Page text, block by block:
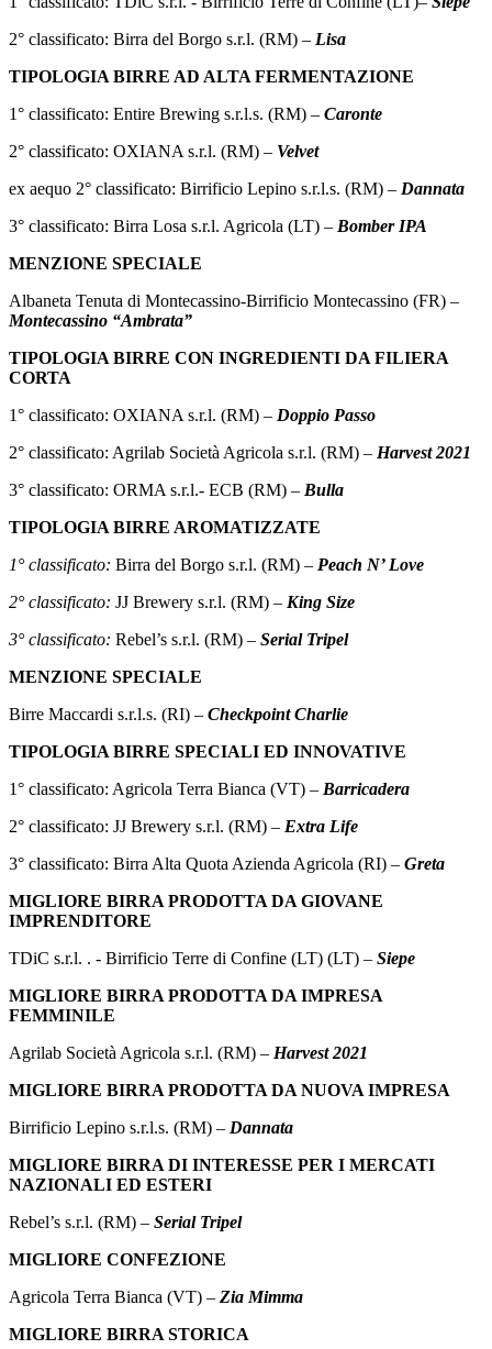
2° classificato: Birra del Borgo s.r.l. (RM) – Lisa
TIPOLOGIA BIRRE AD ALTA FERMENTAZIONE
1° classificato: Entire Brewing s.r.l.s. (RM) – Caronte
2° classificato: OXIANA s.r.l. (RM) – Velvet
ex aequo 2° classificato: Birrificio Lepino s.r.l.s. (RM) – Dannata
3° classificato: Birra Losa s.r.l. Agricola (LT) – Bomber IPA
MENZIONE SPECIALE
Albaneta Tenuta di Montecassino-Birrificio Montecassino (FR) –
Montecassino “Ambrata”
TIPOLOGIA BIRRE CON INGREDIENTI DA FILIERA
CORTA
1° classificato: OXIANA s.r.l. (RM) – Doppio Passo
2° classificato: Agrilab Società Agricola s.r.l. (RM) – Harvest 2021
3° classificato: ORMA s.r.l.- ECB (RM) – Bulla
TIPOLOGIA BIRRE AROMATIZZATE
1° classificato: Birra del Borgo s.r.l. (RM) – Peach N’ Love
2° classificato: JJ Brewery s.r.l. (RM) – King Size
3° classificato: Rebel’s s.r.l. (RM) – Serial Tripel
MENZIONE SPECIALE
Birre Maccardi s.r.l.s. (RI) – Checkpoint Charlie
TIPOLOGIA BIRRE SPECIALI ED INNOVATIVE
1° classificato: Agricola Terra Bianca (VT) – Barricadera
2° classificato: JJ Brewery s.r.l. (RM) – Extra Life
3° classificato: Birra Alta Quota Azienda Agricola (RI) – Greta
MIGLIORE BIRRA PRODOTTA DA GIOVANE
IMPRENDITORE
TDiC s.r.l. . - Birrificio Terre di Confine (LT) (LT) – Siepe
MIGLIORE BIRRA PRODOTTA DA IMPRESA
FEMMINILE
Agrilab Società Agricola s.r.l. (RM) – Harvest 2021
MIGLIORE BIRRA PRODOTTA DA NUOVA IMPRESA
Birrificio Lepino s.r.l.s. (RM) – Dannata
MIGLIORE BIRRA DI INTERESSE PER I MERCATI
NAZIONALI ED ESTERI
Rebel’s s.r.l. (RM) – Serial Tripel
MIGLIORE CONFEZIONE
Agricola Terra Bianca (VT) – Zia Mimma
MIGLIORE BIRRA STORICA